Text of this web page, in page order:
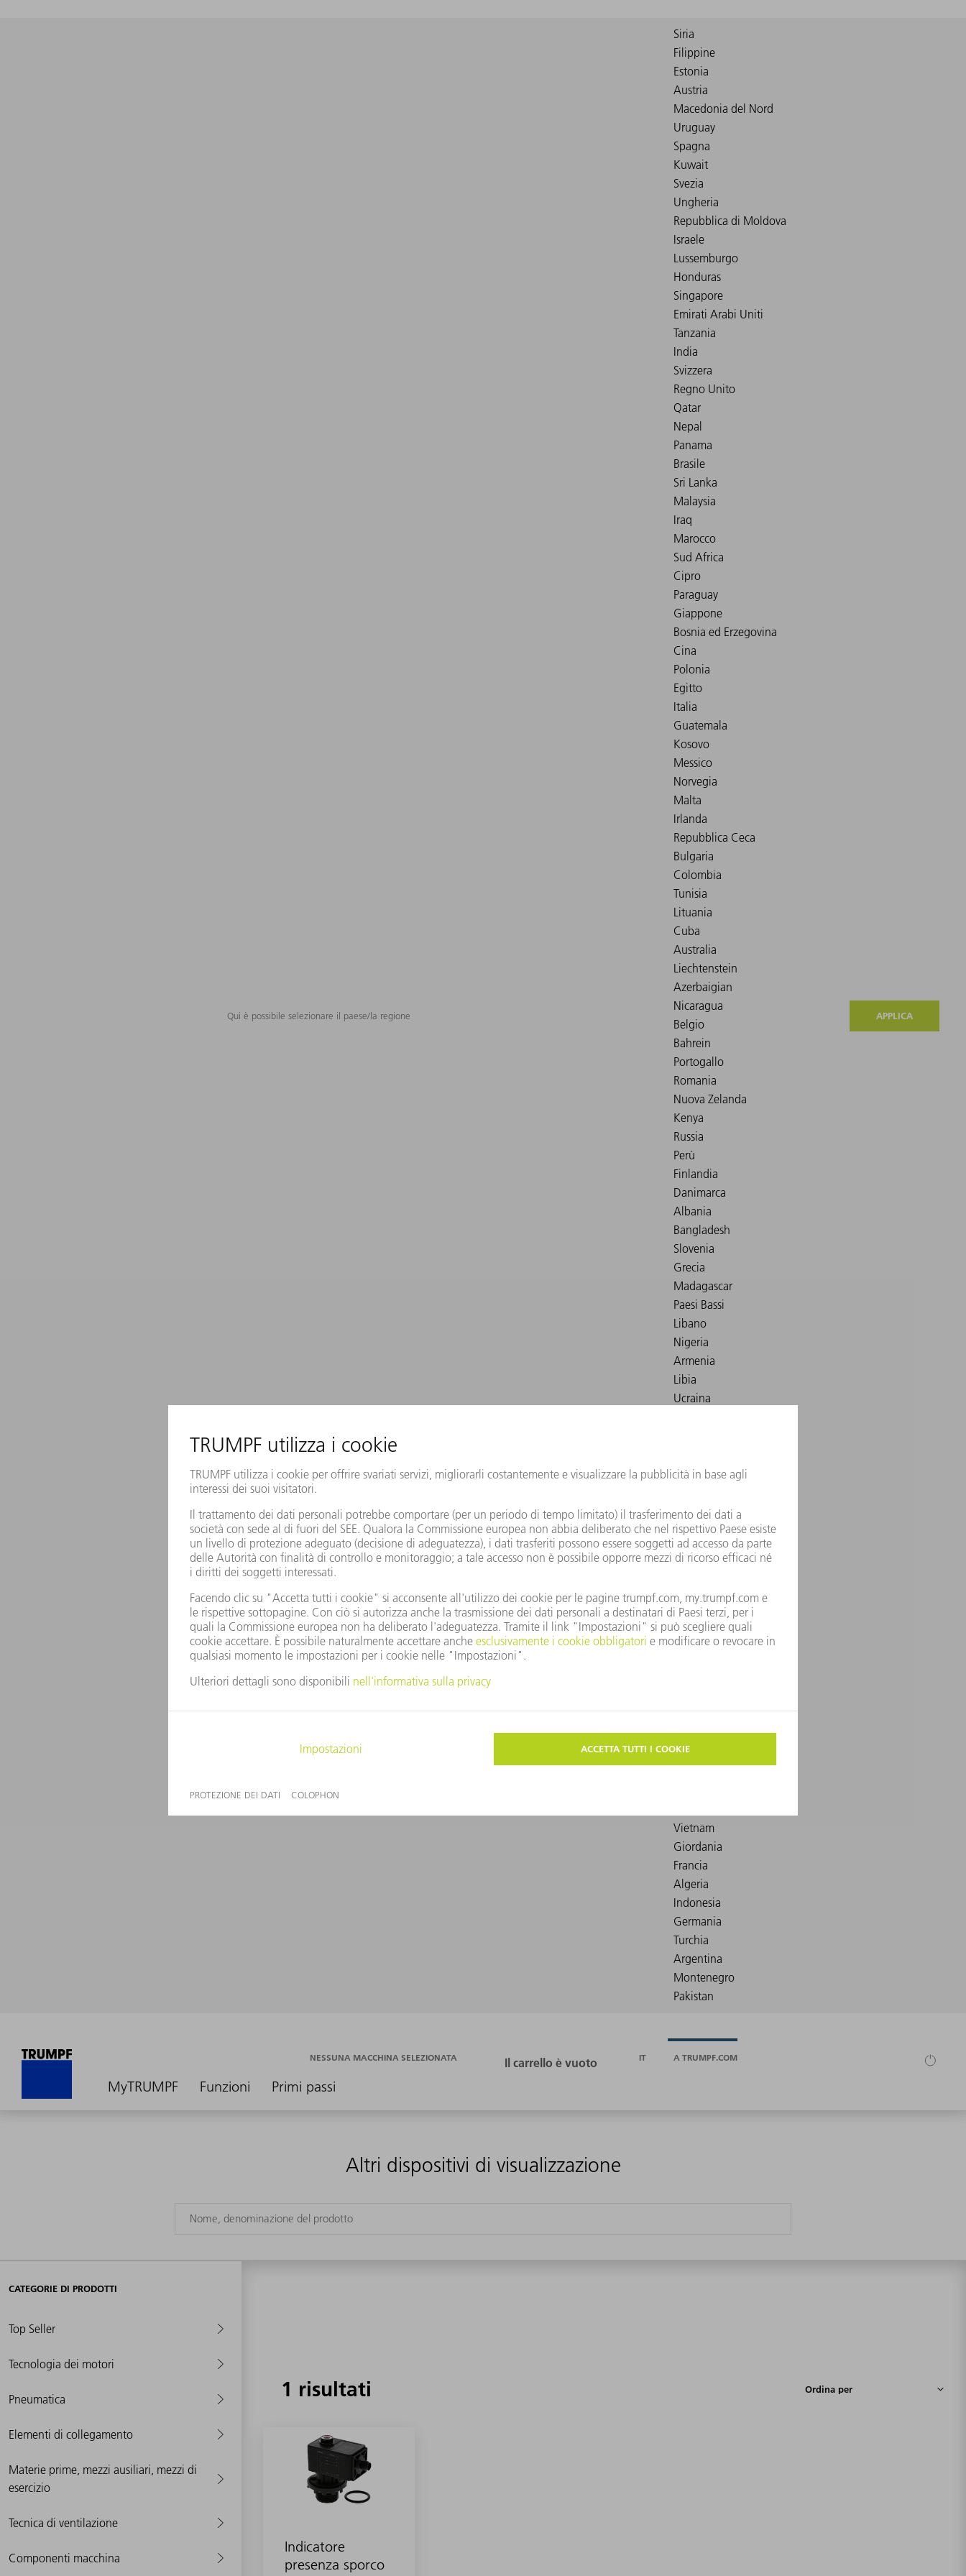
Qui è possibile selezionare il paese/la regione APPLICA
MyTRUMPF Funzioni Primi passi
NESSUNA MACCHINA SELEZIONATA IT A TRUMPF.COM
Altri dispositivi di visualizzazione
CATEGORIE DI PRODOTTI
Top Seller
Tecnologia dei motori
Pneumatica
Elementi di collegamento
Materie prime, mezzi ausiliari, mezzi di
esercizio
Tecnica di ventilazione
Componenti macchina
1 risultati
Indicatore
presenza sporco